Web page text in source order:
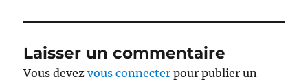
Laisser un commentaire
Vous devezvous connecter pour publier un